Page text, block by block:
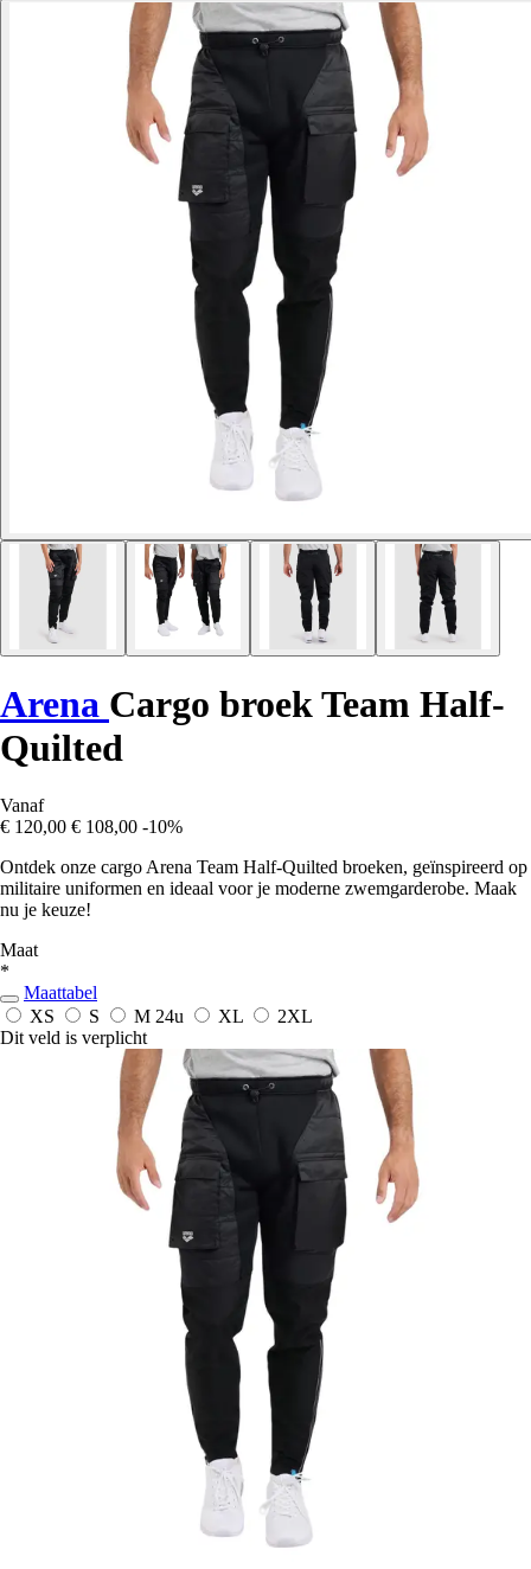
Arena Cargo broek Team Half-
Quilted
Vanaf
€ 120,00 € 108,00 -10%
Ontdek onze cargo Arena Team Half-Quilted broeken, geïnspireerd op
militaire uniformen en ideaal voor je moderne zwemgarderobe. Maak
nu je keuze!
Maat
*
Maattabel
XS
S M 24u XL
2XL
Dit veld is verplicht